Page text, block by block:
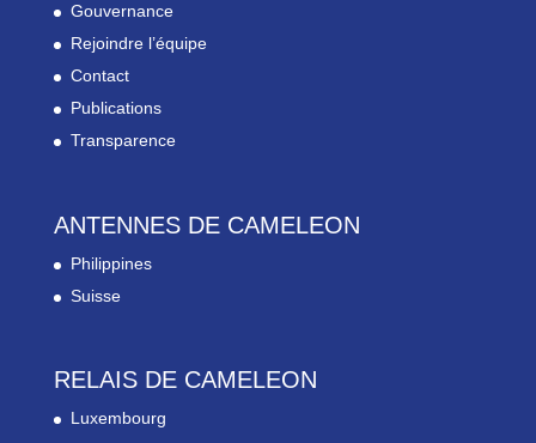
Gouvernance
Rejoindre l’équipe
Contact
Publications
Transparence
ANTENNES DE CAMELEON
Philippines
Suisse
RELAIS DE CAMELEON
Luxembourg